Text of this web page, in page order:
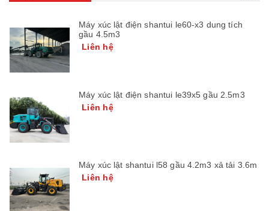
Máy xúc lật điện shantui le60-x3 dung tích
gầu 4.5m3
Liên hệ
Máy xúc lật điện shantui le39x5 gầu 2.5m3
Liên hệ
Máy xúc lật shantui l58 gầu 4.2m3 xả tải 3.6m
Liên hệ